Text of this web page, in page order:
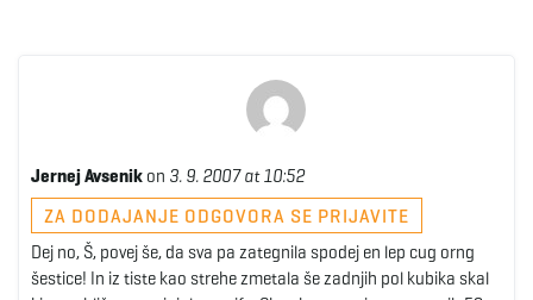
Jernej Avsenik on 3. 9. 2007 at 10:52
ZA DODAJANJE ODGOVORA SE PRIJAVITE
Dej no, Š, povej še, da sva pa zategnila spodej en lep cug orng
šestice! In iz tiste kao strehe zmetala še zadnjih pol kubika skal